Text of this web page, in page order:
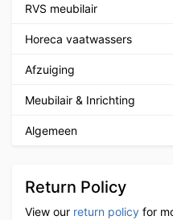
RVS meubilair
Horeca vaatwassers
Afzuiging
Meubilair & Inrichting
Algemeen
Return Policy
View our return policy for